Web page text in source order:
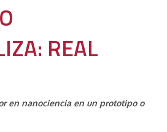
REAL
en nanociencia en un prototipo o